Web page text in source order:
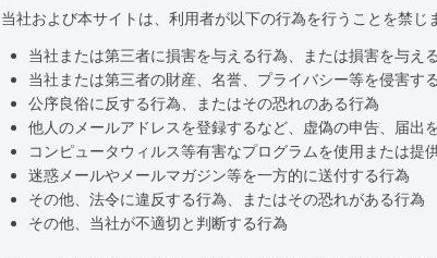
当社および本サイトは、利用者が以下の行為を行うことを禁じ
当社または第三者に損害を与える行為、または損害を与え
当社または第三者の財産、名誉、プライバシー等を侵害す
公序良俗に反する行為、またはその恐れのある行為
他人のメールアドレスを登録するなど、虚偽の申告、届出
コンピュータウィルス等有害なプログラムを使用または提
迷惑メールやメールマガジン等を一方的に送付する行為
その他、法令に違反する行為、またはその恐れがある行為
その他、当社が不適切と判断する行為